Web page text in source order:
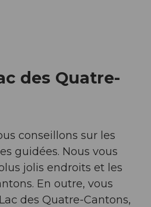
des Quatre-
conseillons sur les
guidées. Nous vous
jolis endroits et les
En outre, vous
des Quatre-Cantons,